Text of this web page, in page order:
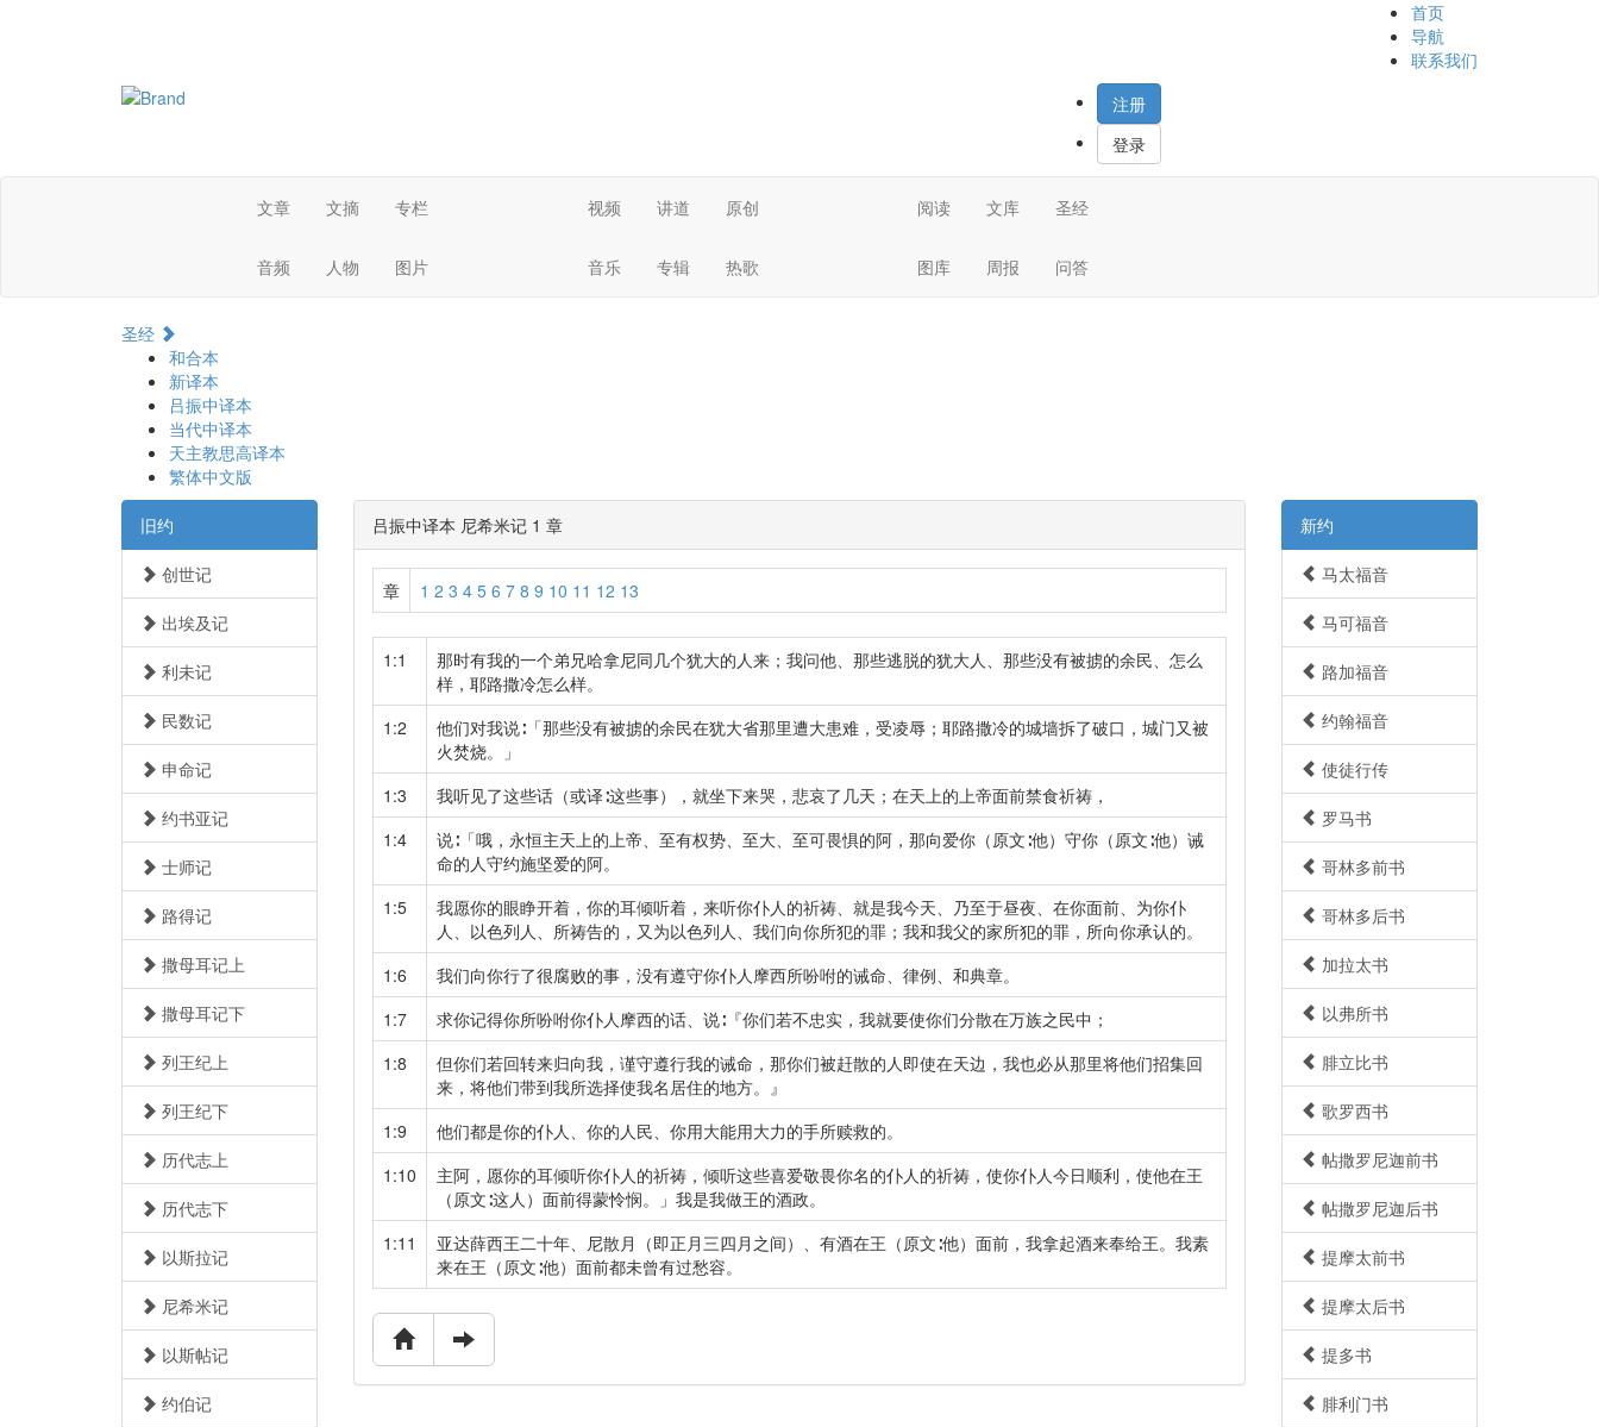
首页
导航
联系我们
注册
登录
文章 文摘 专栏
音频 人物 图片
视频 讲道 原创
音乐 专辑 热歌
阅读 文库 圣经
图库 周报 问答
圣经
和合本
新译本
吕振中译本
当代中译本
天主教思高译本
繁体中文版
旧约
创世记
出埃及记
利未记
民数记
申命记
约书亚记
士师记
路得记
撒母耳记上
撒母耳记下
列王纪上
列王纪下
历代志上
历代志下
以斯拉记
尼希米记
以斯帖记
约伯记
吕振中译本 尼希米记 1 章
章 1 2 3 4 5 6 7 8 9 10 11 12 13
1:1
那时有我的一个弟兄哈拿尼同几个犹大的人来；我问他、那些逃脱的犹大人、那些没有被掳的余民、怎么
样，耶路撒冷怎么样。
1:2
他们对我说∶「那些没有被掳的余民在犹大省那里遭大患难，受凌辱；耶路撒冷的城墙拆了破口，城门又被
火焚烧。」
1:3
我听见了这些话（或译∶这些事），就坐下来哭，悲哀了几天；在天上的上帝面前禁食祈祷，
1:4
说∶「哦，永恒主天上的上帝、至有权势、至大、至可畏惧的阿，那向爱你（原文∶他）守你（原文∶他）诫
命的人守约施坚爱的阿。
1:5
我愿你的眼睁开着，你的耳倾听着，来听你仆人的祈祷、就是我今天、乃至于昼夜、在你面前、为你仆
人、以色列人、所祷告的，又为以色列人、我们向你所犯的罪；我和我父的家所犯的罪，所向你承认的。
1:6
我们向你行了很腐败的事，没有遵守你仆人摩西所吩咐的诫命、律例、和典章。
1:7
求你记得你所吩咐你仆人摩西的话、说∶『你们若不忠实，我就要使你们分散在万族之民中；
1:8
但你们若回转来归向我，谨守遵行我的诫命，那你们被赶散的人即使在天边，我也必从那里将他们招集回
来，将他们带到我所选择使我名居住的地方。』
1:9
他们都是你的仆人、你的人民、你用大能用大力的手所赎救的。
1:10
主阿，愿你的耳倾听你仆人的祈祷，倾听这些喜爱敬畏你名的仆人的祈祷，使你仆人今日顺利，使他在王
（原文∶这人）面前得蒙怜悯。」我是我做王的酒政。
1:11
亚达薛西王二十年、尼散月（即正月三四月之间）、有酒在王（原文∶他）面前，我拿起酒来奉给王。我素
来在王（原文∶他）面前都未曾有过愁容。
新约
马太福音
马可福音
路加福音
约翰福音
使徒行传
罗马书
哥林多前书
哥林多后书
加拉太书
以弗所书
腓立比书
歌罗西书
帖撒罗尼迦前书
帖撒罗尼迦后书
提摩太前书
提摩太后书
提多书
腓利门书